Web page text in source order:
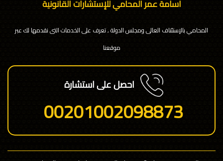
اسامة عمر المحامي للإستشارات القانونية
المحامي بالإستئناف العالى ومجلس الدولة , تعرف على الخدمات التى نقدمها لك عبر
موقعنا
احصل على استشارة
00201002098873